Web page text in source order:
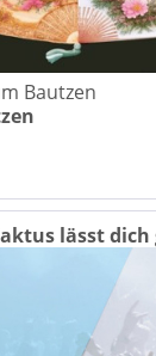
Bautzen
lässt dich